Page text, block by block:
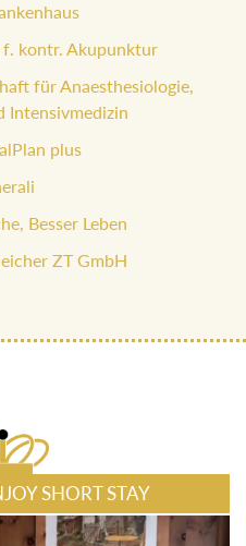
kontr. Akupunktur
für Anaesthesiologie,
Intensivmedizin
plus
Besser Leben
ZT GmbH
SHORT STAY